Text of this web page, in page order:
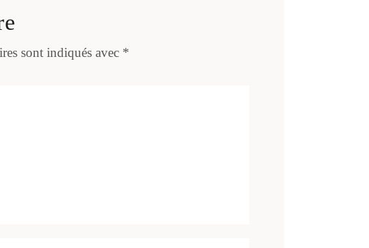
sont indiqués avec *